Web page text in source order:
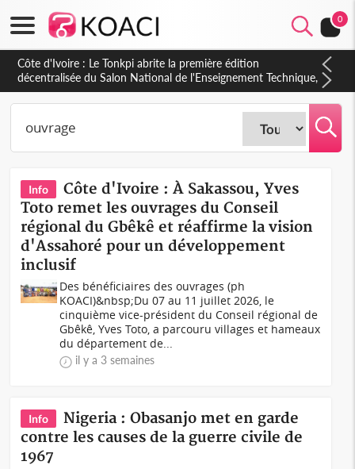
0
Côte d'Ivoire : PPA-CI, Gbagbo délègue une partie de ses
prérogatives de président à 05 cadres, vers sa retraite
politique ?
Info
Côte d'Ivoire : À Sakassou, Yves
Toto remet les ouvrages du Conseil
régional du Gbêkê et réaffirme la vision
d'Assahoré pour un développement
inclusif
Des bénéficiaires des ouvrages (ph
KOACI)&nbsp;Du 07 au 11 juillet 2026, le
cinquième vice-président du Conseil régional de
Gbêkê, Yves Toto, a parcouru villages et hameaux
du département de...
il y a 3 semaines
Info
Nigeria : Obasanjo met en garde
contre les causes de la guerre civile de
1967